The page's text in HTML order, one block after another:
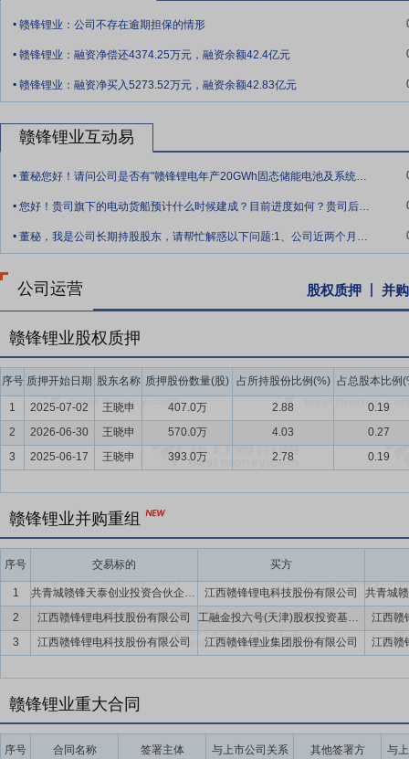
中国动力和储能电池累计产量为1,755.6GWh，累计同比增长60.1%
电池累计销量为1,200.9GWh，占总销量70.6%，累计同比增长
要点11：新能源汽车行业
历史纪录，但受主要市场经济增速放缓和政策调整影响，整体增速较
局，主流汽车制造商正深化本地化战略，密集投放契合区域消费者偏
风险犹存。展望未来，在持续优化的产业政策引导、电池技术与智能
化接受度普遍提升的共同推动下，新能源汽车的全球销量预计将延续
生能源结构转型。在此宏观背景下，储能产业已从配套角色跃升为新
发电侧（配储刚需）、电网侧（调频调峰）、用户侧（峰谷套利）以
能产业已跨越政策驱动期，进入市场化与规模化并行的新阶段。尽管
的商业模式。尤其在工商业领域，伴随分时电价机制在全国范围的精
“降本刚需”，其作为经济高效的用能管理手段，正迎来规模化普及的
2026年为943GWh，同比增长60%。
要点13：动力电池回收利用行业
动力电池作为电动汽车的核心部件
池将进入大规模退役期，建立规范高效的回收利用体系已成为关乎资
的《再生材料应用推广行动方案》进一步鼓励动力电池生产企业使用
力电池回收行业已形成上下游协同发力的格局。工信部持续公告合规
利用正加速向多元化场景渗透。根据国信证券推算，2025年退役动力
要点14：低空经济行业
从2024年起，低空经济连续两年被写入政府
载人飞行、物流配送、城市管理、应急救援等多元应用场景的低空经
度融入人们的日常生活。2025年，低空经济从概念蓝图加速走向体
与规划。据中国民航局预测，到2025年，中国低空经济的市场规模
要点15：固态电池行业
固态电池是一种新型储能技术，其工作原理
阻抗大、规模化生产工艺不成熟等挑战，被视为下一代电池技术的重要
要点16： 世界领先的锂化合物和金属锂生产商，拥有高行业准入壁垒
. 赣锋锂业：公司不存在逾期担保的情形
. 赣锋锂业：融资净偿还4374.25万元，融资余额42.4亿元
. 赣锋锂业：融资净买入5273.52万元，融资余额42.83亿元
赣锋锂业互动易
. 董秘您好！请问公司是否有"赣锋锂电年产20GWh固态储能电池及系统集成项目"？选
. 您好！贵司旗下的电动货船预计什么时候建成？目前进度如何？贵司后续是否有将固态电池
. 董秘，我是公司长期持股股东，请帮忙解惑以下问题:1、公司近两个月无论是A股还是港
公司运营 股权质押 并
赣锋锂业股权质押
序号 质押开始日期 股东名称 质押股份数量(股) 占所持股份比例(%) 占总股本比例
1 2025-07-02 王晓申 407.0万 2.88
0.19
2
2026-06-30 王晓申 570.0万 4.03
0.27
3
2025-06-17 王晓申 393.0万 2.78 0.19
赣锋锂业并购重组
序号 交易标的 买方
1 共青城赣锋天泰创业投资合伙企业(有限合伙)
江西赣锋锂电科技股份有限公司
2
江西赣锋锂电科技股份有限公司 工融金投六号(天津)股权投资基金有限公司,兴银金融资产投资有限公司,工银金融资产投资有限公司
江西赣
3
江西赣锋锂电科技股份有限公司 江西赣锋锂业集团股份有限公司 江西赣
赣锋锂业重大合同
序号 合同名称 签署主体 与上市公司关系 其他签署方 与